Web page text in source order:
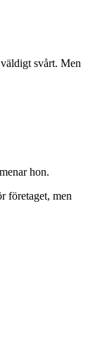
svårt. Men
hon.
företaget, men